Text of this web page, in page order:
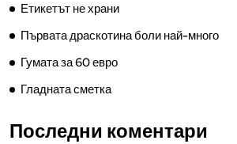
Етикетът не храни
Първата драскотина боли най-много
Гумата за 60 евро
Гладната сметка
Последни коментари